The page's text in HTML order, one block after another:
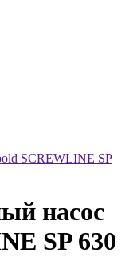
SCREWLINE SP
насос
SP 630